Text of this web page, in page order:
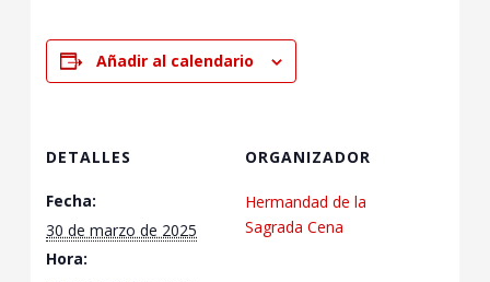
Añadir al calendario
DETALLES
Fecha:
30 de marzo de 2025
Hora:
ORGANIZADOR
Hermandad de la
Sagrada Cena